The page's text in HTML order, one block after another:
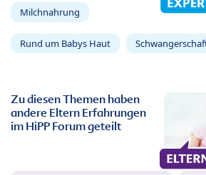
Milchnahrung
Rund um Babys Haut
Zu diesen Themen haben
andere Eltern Erfahrungen
im HiPP Forum geteilt